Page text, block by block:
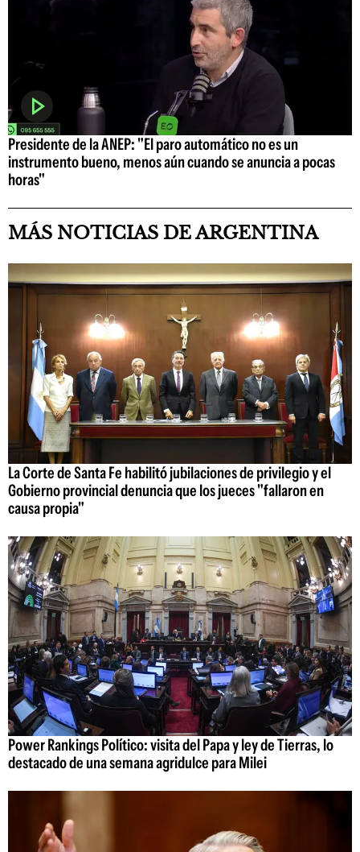
Presidente de la ANEP: "El paro automático no es un
instrumento bueno, menos aún cuando se anuncia a pocas
horas"
MÁS NOTICIAS DE ARGENTINA
La Corte de Santa Fe habilitó jubilaciones de privilegio y el
Gobierno provincial denuncia que los jueces "fallaron en
causa propia"
Power Rankings Político: visita del Papa y ley de Tierras, lo
destacado de una semana agridulce para Milei